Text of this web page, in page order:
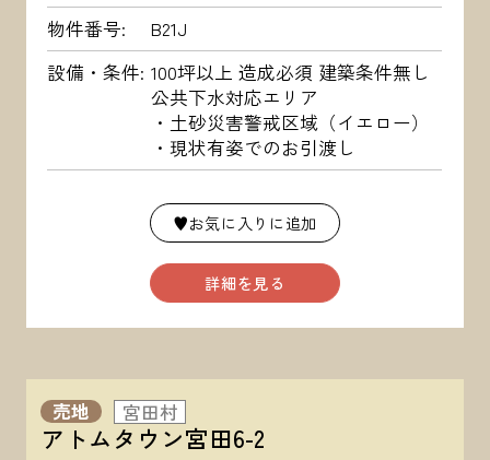
物件番号
B21J
設備・条件 100坪以上 造成必須 建築条件無し
公共下水対応エリア
・土砂災害警戒区域（イエロー）
・現状有姿でのお引渡し
♥お気に入りに追加
詳細を見る
売地 宮田村
アトムタウン宮田6-2